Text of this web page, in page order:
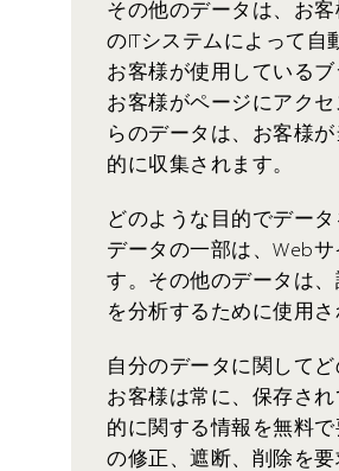
その他のデータは、お
のITシステムによって自
お客様が使用している
お客様がページにアク
らのデータは、お客様
的に収集されます。
どのような目的でデー
データの一部は、Web
す。その他のデータは
を分析するために使用さ
自分のデータに関して
お客様は常に、保存さ
的に関する情報を無料
の修正、遮断、削除を